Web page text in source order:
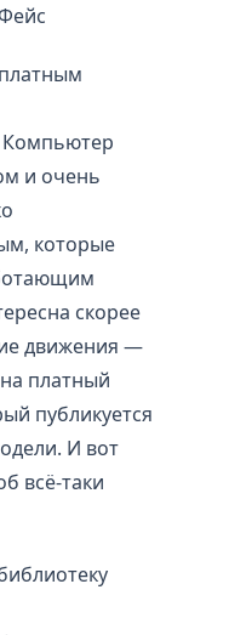
Компьютер
и очень
которые
скорее
движения —
платный
публикуется
И вот
всё-таки